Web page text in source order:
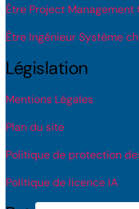
Être Project Management
Être Ingénieur Système
Législation
Mentions Légales
Plan du site
Politique de protection
Politique de licence IA